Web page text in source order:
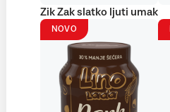
Zik Zak slatko ljuti umak
NOVO